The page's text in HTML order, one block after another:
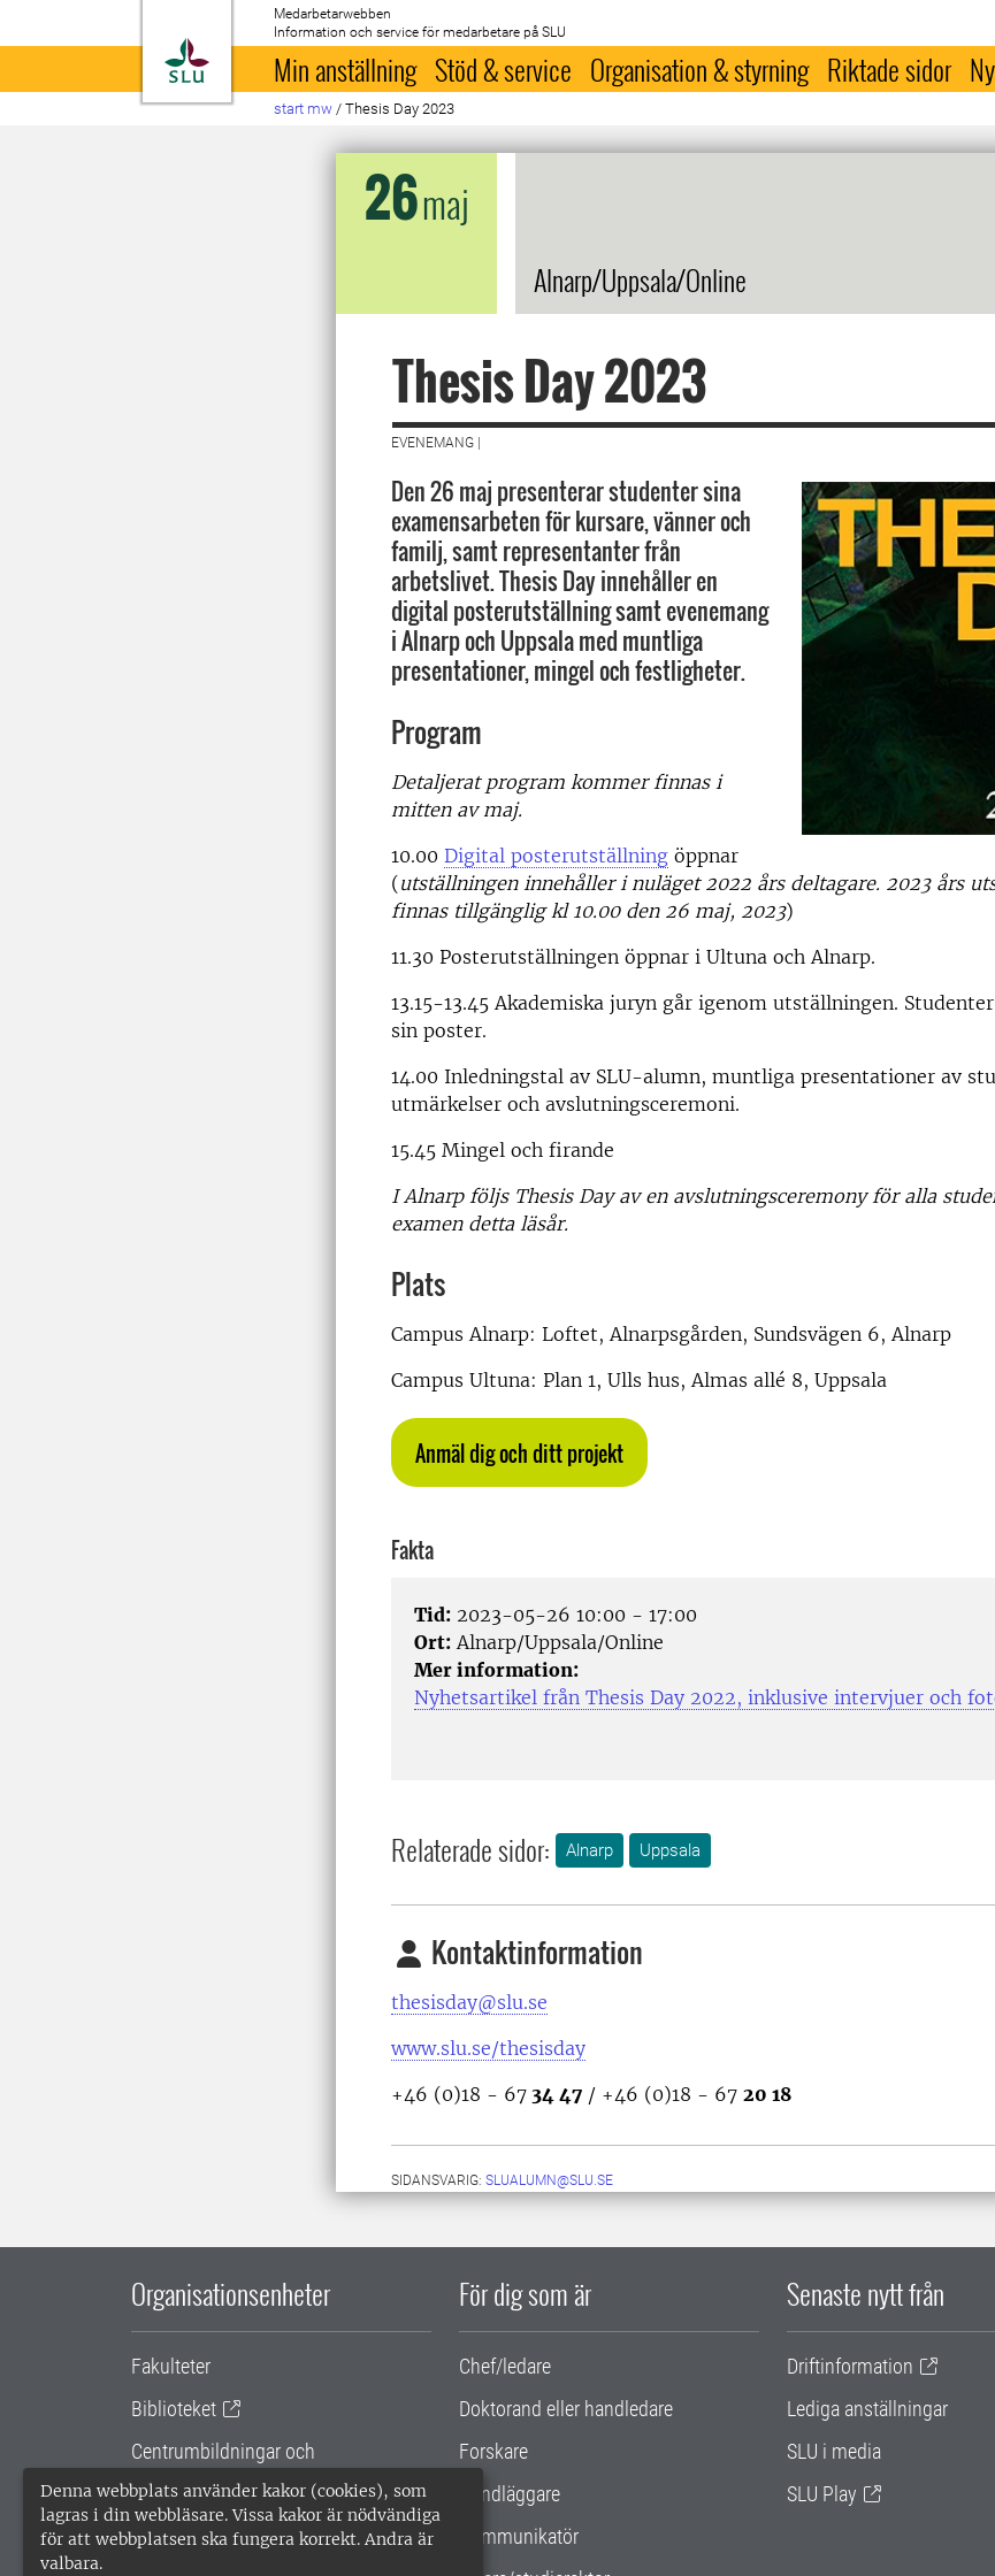
Denna webbplats använder kakor (cookies), som
lagras i din webbläsare. Vissa kakor är nödvändiga
för att webbplatsen ska fungera korrekt. Andra är
valbara.
Till startsida
Medarbetarwebben
Information och service för medarbetare på SLU
Min anställning Stöd & service Organisation & styrning Riktade sidor
start mw / Thesis Day 2023
26maj
Alnarp/Uppsala/Online
Thesis Day 2023
EVENEMANG |
Den 26 maj presenterar studenter sina
examensarbeten för kursare, vänner och
familj, samt representanter från
arbetslivet. Thesis Day innehåller en
digital posterutställning samt evenemang
i Alnarp och Uppsala med muntliga
presentationer, mingel och festligheter.
Program
Detaljerat program kommer finnas i
mitten av maj.
10.00 Digital posterutställning öppnar
(utställningen innehåller i nuläget 2022 års deltagare. 2023 års
finnas tillgänglig kl 10.00 den 26 maj, 2023)
11.30 Posterutställningen öppnar i Ultuna och Alnarp.
13.15-13.45 Akademiska juryn går igenom utställningen.
sin poster.
14.00 Inledningstal av SLU-alumn, muntliga presentationer av
utmärkelser och avslutningsceremoni.
15.45 Mingel och firande
I Alnarp följs Thesis Day av en avslutningsceremony för alla
examen detta läsår.
Plats
Campus Alnarp: Loftet, Alnarpsgården, Sundsvägen 6, Alnarp
Campus Ultuna: Plan 1, Ulls hus, Almas allé 8, Uppsala
Anmäl dig och ditt projekt
Fakta
Tid: 2023-05-26 10:00 - 17:00
Ort: Alnarp/Uppsala/Online
Mer information:
Nyhetsartikel från Thesis Day 2022, inklusive intervjuer och
Relaterade sidor: Alnarp Uppsala
Kontaktinformation
thesisday@slu.se
www.slu.se/thesisday
+46 (0)18 - 67 34 47 / +46 (0)18 - 67 20 18
SIDANSVARIG: SLUALUMN@SLU.SE
Organisationsenheter
Fakulteter
Biblioteket
Centrumbildningar och
samarbetsprojekt
Gemensamma verksamhetsstödet
För dig som är
Chef/ledare
Doktorand eller handledare
Forskare
Handläggare
Kommunikatör
Senaste nytt från
Driftinformation
Lediga anställningar
SLU i media
SLU Play